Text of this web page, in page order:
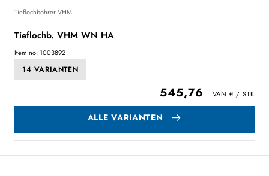
Tieflochbohrer VHM
Tieflochb. VHM WN HA
Item no: 1003892
14 VARIANTEN
545,76
ALLE VARIANTEN